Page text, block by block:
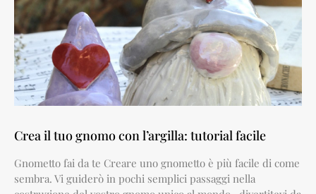
Crea il tuo gnomo con l’argilla: tutorial facile
Gnometto fai da te Creare uno gnometto è più facile di come
sembra. Vi guiderò in pochi semplici passaggi nella